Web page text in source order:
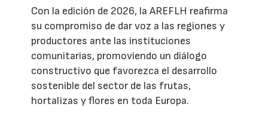
Con la edición de 2026, la AREFLH reafirma
su compromiso de dar voz a las regiones y
productores ante las instituciones
comunitarias, promoviendo un diálogo
constructivo que favorezca el desarrollo
sostenible del sector de las frutas,
hortalizas y flores en toda Europa.